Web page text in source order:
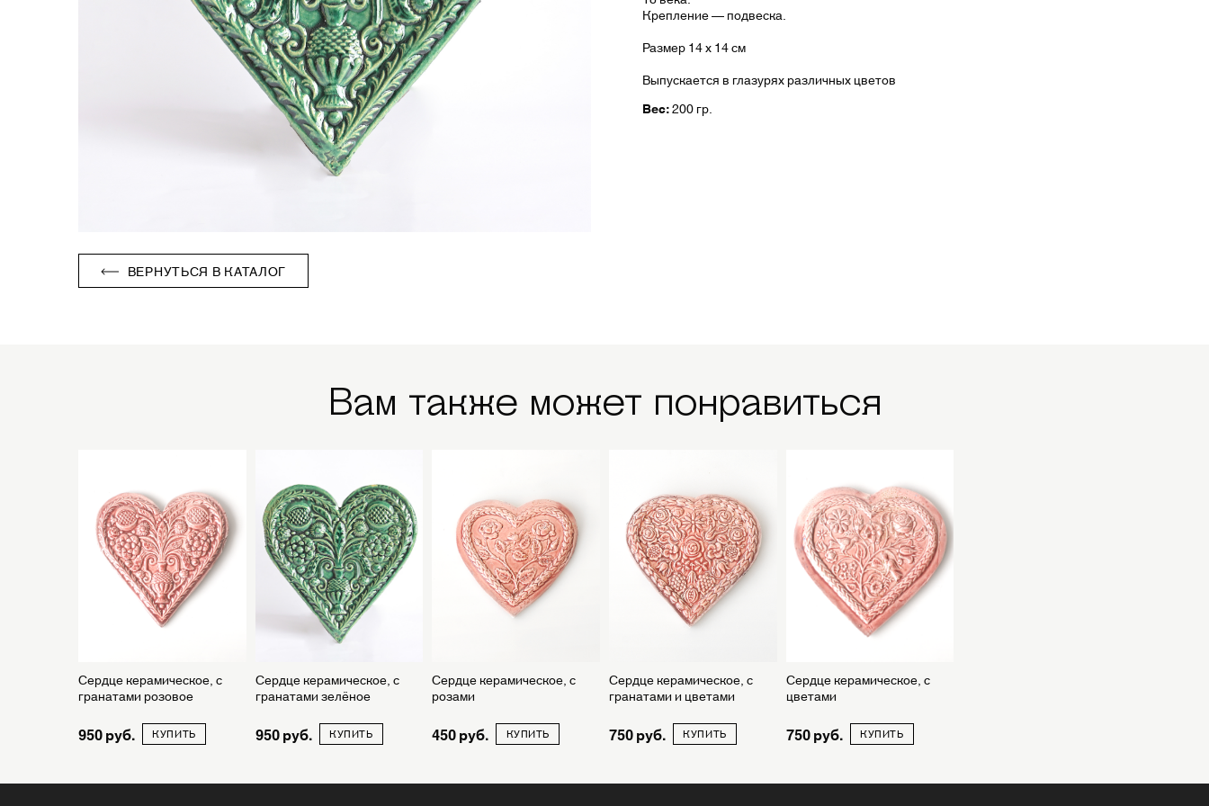
ВЕРНУТЬСЯ В КАТАЛОГ
Крепление — подвеска.
Размер 14 х 14 см
Выпускается в глазурях различных цветов
Вес:200 гр.
Вам также может понравиться
Сердце керамическое, с
гранатами розовое
950 КУПИТЬ
Сердце керамическое, с
гранатами зелёное
950 КУПИТЬ
Сердце керамическое, с
розами
450 КУПИТЬ
Сердце керамическое, с
гранатами и цветами
750 КУПИТЬ
Сердце керамическое, с
цветами
750 КУПИТЬ